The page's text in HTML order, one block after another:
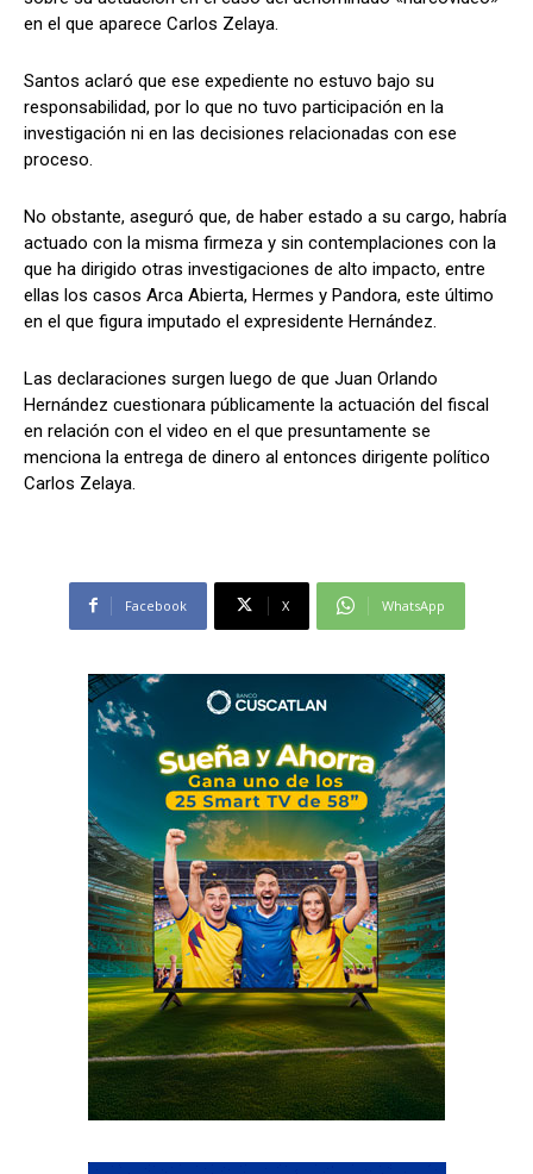
Comparta
Facebook X WhatsApp
Síganos
Comparta
Facebook X WhatsApp
Síganos
en el que aparece Carlos Zelaya.
Santos aclaró que ese expediente no estuvo bajo su
responsabilidad, por lo que no tuvo participación en la
investigación ni en las decisiones relacionadas con ese
proceso.
No obstante, aseguró que, de haber estado a su cargo, habría
actuado con la misma firmeza y sin contemplaciones con la
que ha dirigido otras investigaciones de alto impacto, entre
ellas los casos Arca Abierta, Hermes y Pandora, este último
en el que figura imputado el expresidente Hernández.
Las declaraciones surgen luego de que Juan Orlando
Hernández cuestionara públicamente la actuación del fiscal
en relación con el video en el que presuntamente se
menciona la entrega de dinero al entonces dirigente político
Carlos Zelaya.
Facebook X WhatsApp